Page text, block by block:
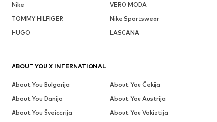
Nike
VERO MODA
TOMMY HILFIGER
Nike Sportswear
HUGO
LASCANA
ABOUT YOU X INTERNATIONAL
About You Bulgarija
About You Čekija
About You Danija
About You Austrija
About You Šveicarija
About You Vokietija